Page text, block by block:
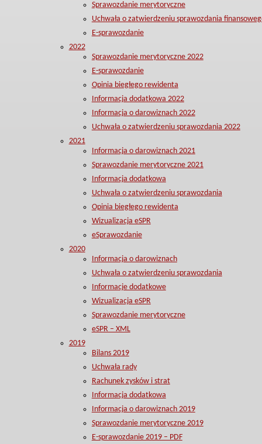
Sprawozdanie merytoryczne
Uchwała o zatwierdzeniu sprawozdania
E-sprawozdanie
2022
Sprawozdanie merytoryczne 2022
E-sprawozdanie
Opinia biegłego rewidenta
Informacja dodatkowa 2022
Informacja o darowiznach 2022
Uchwała o zatwierdzeniu sprawozdania 2022
2021
Informacja o darowiznach 2021
Sprawozdanie merytoryczne 2021
Informacja dodatkowa
Uchwała o zatwierdzeniu sprawozdania
Opinia biegłego rewidenta
Wizualizacja eSPR
eSprawozdanie
2020
Informacja o darowiznach
Uchwała o zatwierdzeniu sprawozdania
Informacje dodatkowe
Wizualizacja eSPR
Sprawozdanie merytoryczne
eSPR – XML
2019
Bilans 2019
Uchwała rady
Rachunek zysków i strat
Informacja dodatkowa
Informacja o darowiznach 2019
Sprawozdanie merytoryczne 2019
E-sprawozdanie 2019 – PDF